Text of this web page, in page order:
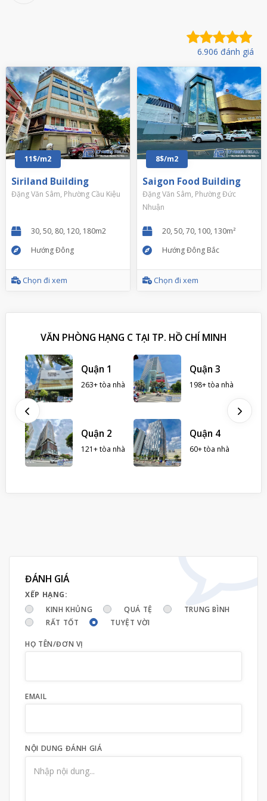
6.906 đánh giá
11$/m2
Siriland Building
Đặng Văn Sâm, Phường Cầu Kiệu
30, 50, 80, 120, 180m2
Hướng Đông
Chọn đi xem
8$/m2
Saigon Food Building
Đặng Văn Sâm, Phường Đức
Nhuận
20, 50, 70, 100, 130m²
Hướng Đông Bắc
Chọn đi xem
VĂN PHÒNG HẠNG C TẠI TP. HỒ CHÍ MINH
Quận 1
263+ tòa nhà
Quận 2
121+ tòa nhà
Quận 3
198+ tòa nhà
Quận 4
60+ tòa nhà
ĐÁNH GIÁ
XẾP HẠNG:
KINH KHỦNG
QUÁ TỆ
TRUNG BÌNH
RẤT TỐT
TUYỆT VỜI
HỌ TÊN/ĐƠN VỊ
EMAIL
NỘI DUNG ĐÁNH GIÁ